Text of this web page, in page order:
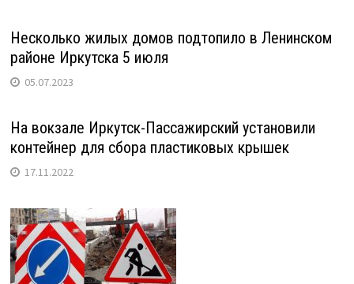
Несколько жилых домов подтопило в Ленинском
районе Иркутска 5 июля
05.07.2023
На вокзале Иркутск-Пассажирский установили
контейнер для сбора пластиковых крышек
17.11.2022